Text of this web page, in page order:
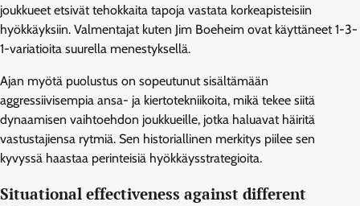
joukkueet etsivät tehokkaita tapoja vastata korkeapisteisiin
hyökkäyksiin. Valmentajat kuten Jim Boeheim ovat käyttäneet 1-3-
1-variatioita suurella menestyksellä.
Ajan myötä puolustus on sopeutunut sisältämään
aggressiivisempia ansa- ja kiertotekniikoita, mikä tekee siitä
dynaamisen vaihtoehdon joukkueille, jotka haluavat häiritä
vastustajiensa rytmiä. Sen historiallinen merkitys piilee sen
kyvyssä haastaa perinteisiä hyökkäysstrategioita.
Situational effectiveness against different